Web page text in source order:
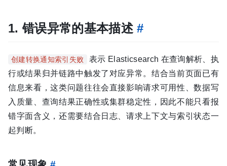
1. 错误异常的基本描述#
创建转换通知索引失败
表示 Elasticsearch 在查询解析、执
行或结果归并链路中触发了对应异常。结合当前页面已有
信息来看，这类问题往往会直接影响请求可用性、数据写
入质量、查询结果正确性或集群稳定性，因此不能只看报
错字面含义，还需要结合日志、请求上下文与索引状态一
起判断。